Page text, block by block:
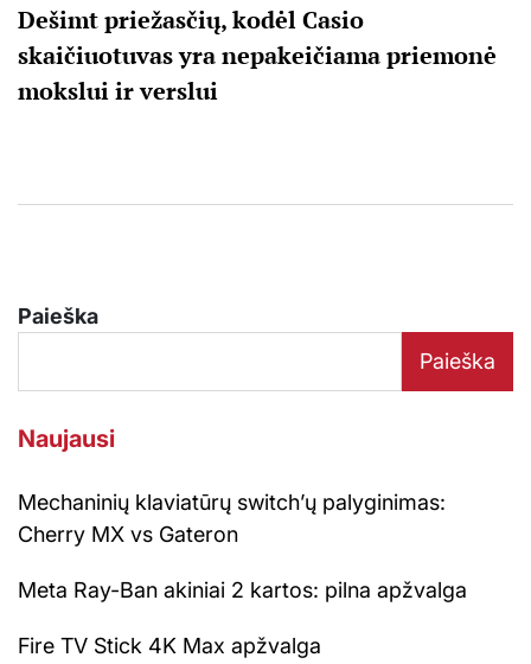
Dešimt priežasčių, kodėl Casio
skaičiuotuvas yra nepakeičiama priemonė
mokslui ir verslui
Paieška
Paieška
Naujausi
Mechaninių klaviatūrų switch’ų palyginimas:
Cherry MX vs Gateron
Meta Ray-Ban akiniai 2 kartos: pilna apžvalga
Fire TV Stick 4K Max apžvalga